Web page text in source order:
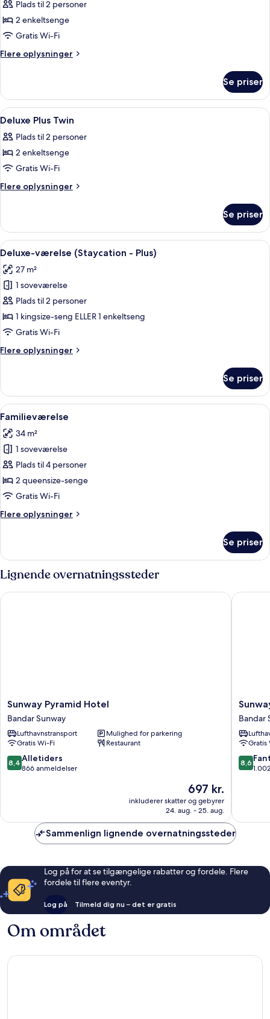
billeder
af
Deluxe
Plus
Plads til 2 personer
2 enkeltsenge
Gratis Wi-Fi
Flere oplysninger
Flere
Plus
Park
Twin
Se priser
Indlæs
alle
billeder
af
Deluxe
Plus
Gratis minibar, pengeskab på
5
Deluxe Plus Twin
Plads til 2 personer
2 enkeltsenge
Gratis Wi-Fi
Flere oplysninger
Flere
Plus
Twin
Se priser
Indlæs
alle
billeder
af
Deluxe-
værelse
(Staycation
Plus)
Et hotelværelse med en stor seng,
5
Deluxe-værelse (Staycation - Plus)
27 m²
1 soveværelse
Plads til 2 personer
1 kingsize-seng ELLER 1 enkeltseng
Gratis Wi-Fi
Flere oplysninger
Flere
værelse
(Staycation
-
Se priser
Indlæs
alle
billeder
af
Familieværelse
Et hotelværelse med en stor seng,
5
Familieværelse
34 m²
1 soveværelse
Plads til 4 personer
2 queensize-senge
Gratis Wi-Fi
Flere oplysninger
Flere
Se priser
Lignende overnatningssteder
Sunway
Pyramid
Hotel
Bandar
Sunway
Sunway Pyramid Hotel
Bandar Sunway
Lufthavnstransport
Mulighed for parkering
Gratis Wi-Fi
Restaurant
8.4
ud
anmeldelser
8,4 Alletiders
866 anmeldelser
Prisen
er
697 kr.
697 kr.
inkluderer skatter og gebyrer
24. aug. - 25. aug.
Sunway Pyramid Hotel
Sunway
Resort
Hotel
Bandar
Sunway
Bandar
Gratis
8.6
ud
8,6
Sunway
Sammenlign lignende overnatningssteder
Log på for at se tilgængelige rabatter og fordele. Flere
fordele til flere eventyr.
Log på Tilmeld dig nu – det er gratis
Om området